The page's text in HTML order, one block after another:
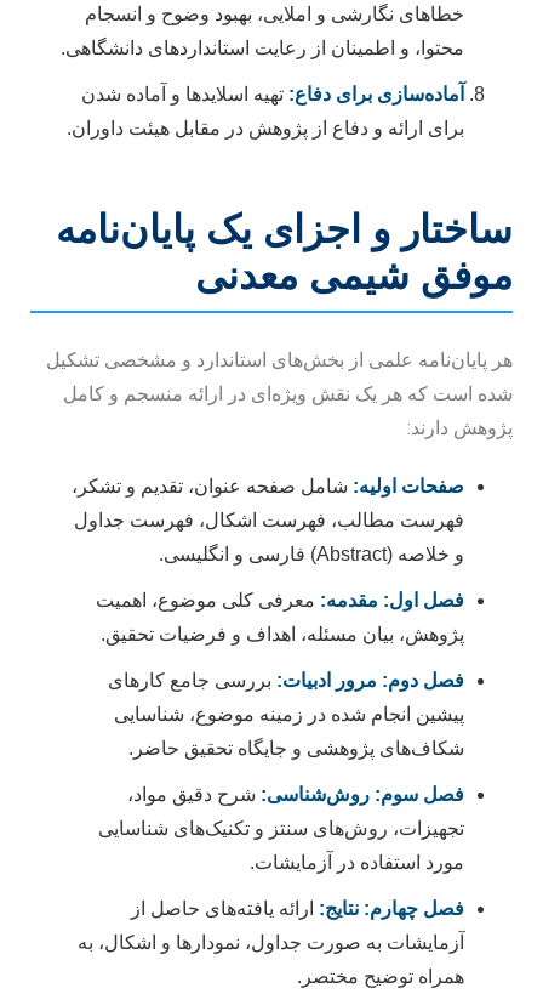
خطاهای نگارشی و املایی، بهبود وضوح و انسجام
محتوا، و اطمینان از رعایت استانداردهای دانشگاهی.
آماده‌سازی برای دفاع: تهیه اسلایدها و آماده شدن
برای ارائه و دفاع از پژوهش در مقابل هیئت داوران.
ساختار و اجزای یک پایان‌نامه
موفق شیمی معدنی
هر پایان‌نامه علمی از بخش‌های استاندارد و مشخصی تشکیل
شده است که هر یک نقش ویژه‌ای در ارائه منسجم و کامل
پژوهش دارند:
صفحات اولیه: شامل صفحه عنوان، تقدیم و تشکر،
فهرست مطالب، فهرست اشکال، فهرست جداول
و خلاصه (Abstract) فارسی و انگلیسی.
فصل اول: مقدمه: معرفی کلی موضوع، اهمیت
پژوهش، بیان مسئله، اهداف و فرضیات تحقیق.
فصل دوم: مرور ادبیات: بررسی جامع کارهای
پیشین انجام شده در زمینه موضوع، شناسایی
شکاف‌های پژوهشی و جایگاه تحقیق حاضر.
فصل سوم: روش‌شناسی: شرح دقیق مواد،
تجهیزات، روش‌های سنتز و تکنیک‌های شناسایی
مورد استفاده در آزمایشات.
فصل چهارم: نتایج: ارائه یافته‌های حاصل از
آزمایشات به صورت جداول، نمودارها و اشکال، به
همراه توضیح مختصر.